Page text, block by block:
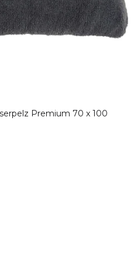
Premium 70 x 100